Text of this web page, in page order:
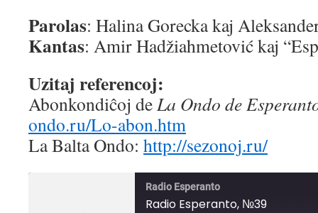
Parolas: Halina Gorecka kaj
Kantas: Amir Hadžiahmetović kaj
Uzitaj referencoj:
Abonkondiĉoj deLa Ondo de
ondo.ru/Lo-abon.htm
La Balta Ondo: http://sezonoj.ru/
Radio Esperanto
Radio Esperanto, №39